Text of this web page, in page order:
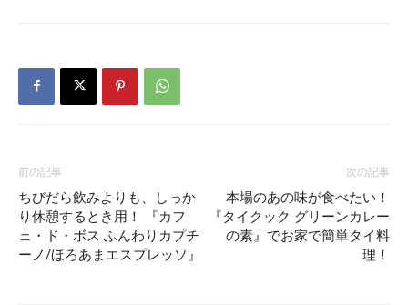
前の記事
ちびだら飲みよりも、しっか
り休憩するとき用！ 『カフ
ェ・ド・ボス ふんわりカプチ
ーノ/ほろあまエスプレッソ』
次の記事
本場のあの味が食べたい！
『タイクック グリーンカレー
の素』でお家で簡単タイ料
理！